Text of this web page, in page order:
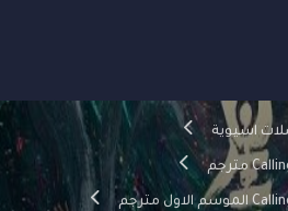
اسيوية